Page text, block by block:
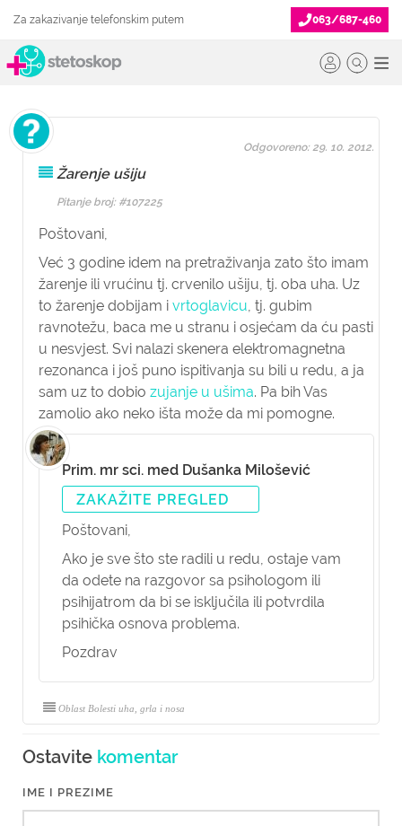
Za zakazivanje telefonskim putem 063/687-460
Žarenje ušiju
Pitanje broj: #107225
Poštovani,
Već 3 godine idem na pretraživanja zato što imam
žarenje ili vrućinu tj. crvenilo ušiju, tj. oba uha. Uz
to žarenje dobijam i vrtoglavicu, tj. gubim
ravnotežu, baca me u stranu i osjećam da ću pasti
u nesvjest. Svi nalazi skenera elektromagnetna
rezonanca i još puno ispitivanja su bili u redu, a ja
sam uz to dobio zujanje u ušima. Pa bih Vas
zamolio ako neko išta može da mi pomogne.
Odgovoreno: 29. 10. 2012.
Prim. mr sci. med Dušanka Milošević
ZAKAŽITE PREGLED
Poštovani,
Ako je sve što ste radili u redu, ostaje vam
da odete na razgovor sa psihologom ili
psihijatrom da bi se isključila ili potvrdila
psihička osnova problema.
Pozdrav
Oblast Bolesti uha, grla i nosa
Ostavite komentar
IME I PREZIME